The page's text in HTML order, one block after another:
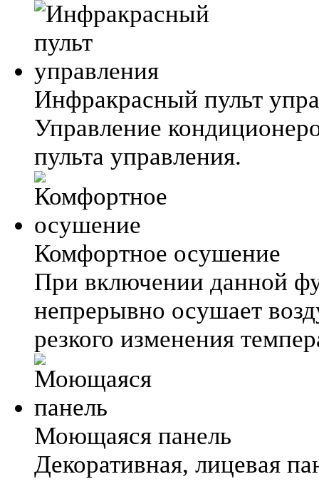
Инфракрасный пульт
Управление
пульта управления.
Комфортное осушение
При включении данной
непрерывно осушает
резкого изменения
Моющаяся панель
Декоративная, лицевая